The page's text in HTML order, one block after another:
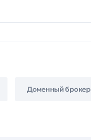
Доменный брокер